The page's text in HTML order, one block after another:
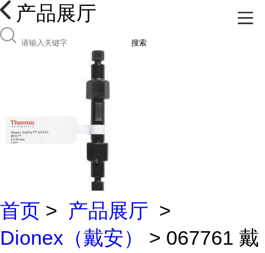
产品展厅
搜索
首页 > 产品展厅 >
Dionex（戴安）
> 067761 戴